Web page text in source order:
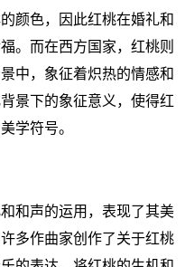
颜色，因此红桃在婚礼和
。而在西方国家，红桃则
中，象征着炽热的情感和
景下的象征意义，使得红
学符号。
和声的运用，表现了其美
多作曲家创作了关于红桃